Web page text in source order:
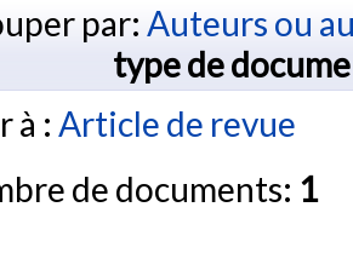
par: Auteurs ou
type de
à : Article de revue
de documents: 1